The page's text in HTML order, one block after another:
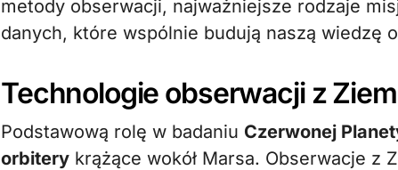
metody obserwacji, najważniejsze rodzaje
danych, które wspólnie budują naszą wiedzę
Technologie obserwacji z
Podstawową rolę w badaniu Czerwonej
orbitery krążące wokół Marsa. Obserwacje z